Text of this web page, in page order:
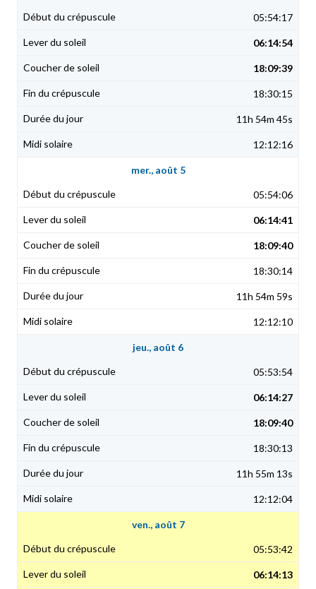
05:54:17
06:14:54
18:09:39
18:30:15
11h 54m 45s
12:12:16
mer., août 5
05:54:06
06:14:41
18:09:40
18:30:14
11h 54m 59s
12:12:10
jeu., août 6
05:53:54
06:14:27
18:09:40
18:30:13
11h 55m 13s
12:12:04
ven., août 7
05:53:42
06:14:13